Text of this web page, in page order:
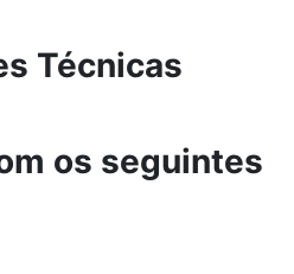
Técnicas
os seguintes